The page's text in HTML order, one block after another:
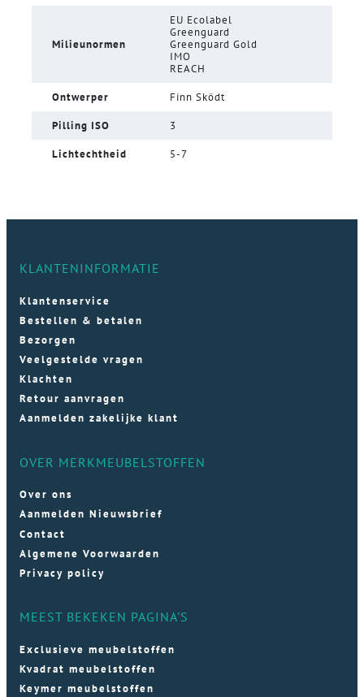
Milieunormen
EU Ecolabel
Greenguard
Greenguard Gold
IMO
REACH
Ontwerper Finn Sködt
Pilling ISO 3
Lichtechtheid 5-7
KLANTENINFORMATIE
Klantenservice
Bestellen & betalen
Bezorgen
Veelgestelde vragen
Klachten
Retour aanvragen
Aanmelden zakelijke klant
OVER MERKMEUBELSTOFFEN
Over ons
Aanmelden Nieuwsbrief
Contact
Algemene Voorwaarden
Privacy policy
MEEST BEKEKEN PAGINA'S
Exclusieve meubelstoffen
Kvadrat meubelstoffen
Keymer meubelstoffen